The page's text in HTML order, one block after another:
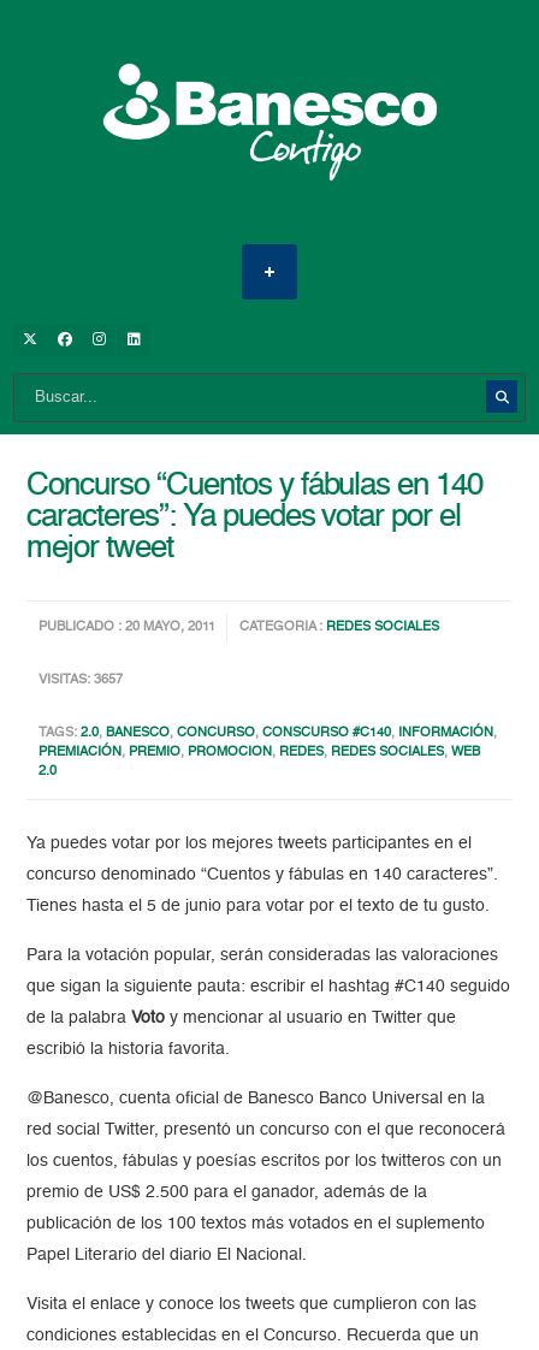
Concurso “Cuentos y fábulas en 140
caracteres”: Ya puedes votar por el
mejor tweet
PUBLICADO : 20 MAYO, 2011 CATEGORIA : REDES SOCIALES
VISITAS: 3657
TAGS:2.0,BANESCO,CONCURSO,CONSCURSO #C140, INFORMACIÓN,
PREMIACIÓN, PREMIO, PROMOCION, REDES, REDES SOCIALES,WEB
2.0
Ya puedes votar por los mejores tweets participantes en el
concurso denominado “Cuentos y fábulas en 140 caracteres”.
Tienes hasta el 5 de junio para votar por el texto de tu gusto.
Para la votación popular, serán consideradas las valoraciones
que sigan la siguiente pauta: escribir el hashtag #C140 seguido
de la palabra Voto y mencionar al usuario en Twitter que
escribió la historia favorita.
@Banesco, cuenta oficial de Banesco Banco Universal en la
red social Twitter, presentó un concurso con el que reconocerá
los cuentos, fábulas y poesías escritos por los twitteros con un
premio de US$ 2.500 para el ganador, además de la
publicación de los 100 textos más votados en el suplemento
Papel Literario del diario El Nacional.
Visita el enlace y conoce los tweets que cumplieron con las
condiciones establecidas en el Concurso. Recuerda que un